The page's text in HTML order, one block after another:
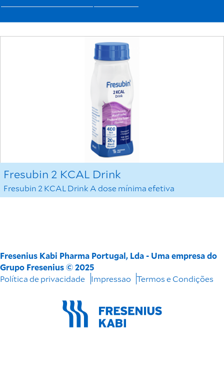
Fresubin 2 KCAL Drink
Fresubin 2 KCAL Drink A dose mínima efetiva
Fresenius Kabi Pharma Portugal, Lda - Uma empresa do
Grupo Fresenius © 2025
Política de privacidade
Impressao Termos e Condições